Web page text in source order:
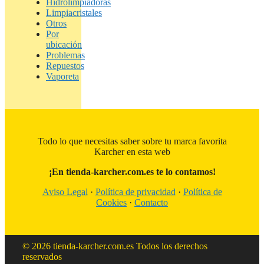
Hidrolimpiadoras
Limpiacristales
Otros
Por
ubicación
Problemas
Repuestos
Vaporeta
Todo lo que necesitas saber sobre tu marca favorita
Karcher en esta web
¡En tienda-karcher.com.es te lo contamos!
Aviso Legal · Política de privacidad · Política de
Cookies · Contacto
© 2026 tienda-karcher.com.es Todos los derechos
reservados